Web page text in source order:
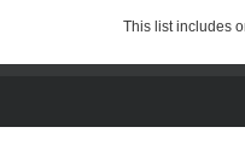
This list includes